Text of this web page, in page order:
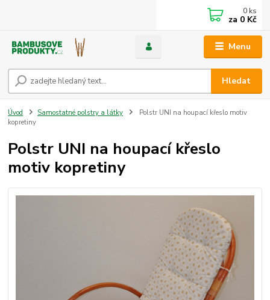
Menu
Hledat
0 ks
za 0 Kč
Úvod Samostatné polstry a látky
Polstr UNI na houpací křeslo motiv
kopretiny
Polstr UNI na houpací křeslo
motiv kopretiny